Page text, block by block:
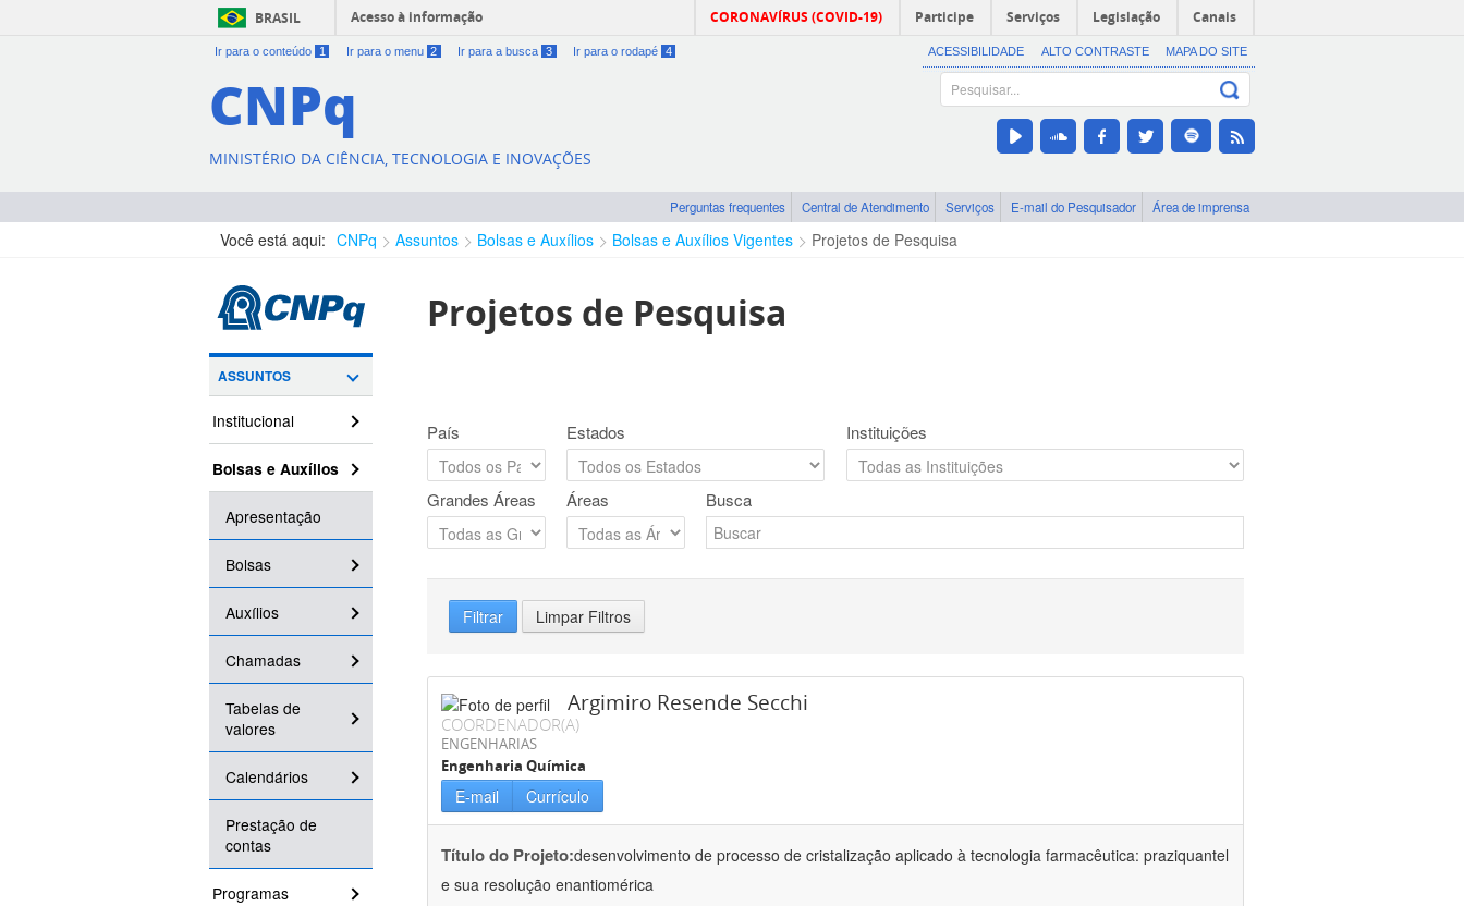
BRASIL Acesso à informação CORONAVÍRUS (COVID-19) Participe Serviços Legislação Canais
Ir para o conteúdo 1 Ir para o menu 2 Ir para a busca 3 Ir para o rodapé 4 ACESSIBILIDADE ALTO CONTRASTE MAPA DO SITE
CNPq
MINISTÉRIO DA CIÊNCIA, TECNOLOGIA E INOVAÇÕES
Perguntas frequentes Central de Atendimento Serviços E-mail do Pesquisador Área de imprensa
Você está aqui: CNPq Assuntos Bolsas e Auxílios Bolsas e Auxílios Vigentes Projetos de Pesquisa
ASSUNTOS
Institucional
Bolsas e Auxílios
Apresentação
Bolsas
Auxílios
Chamadas
Tabelas de
valores
Calendários
Prestação de
contas
Programas
Projetos de Pesquisa
País Estados Instituições
Grandes Áreas Áreas Busca
Filtrar Limpar Filtros
Argimiro Resende Secchi
COORDENADOR(A)
ENGENHARIAS
Engenharia Química
E-mail Currículo
Título do Projeto:desenvolvimento de processo de cristalização aplicado à tecnologia farmacêutica: praziquantel
e sua resolução enantiomérica